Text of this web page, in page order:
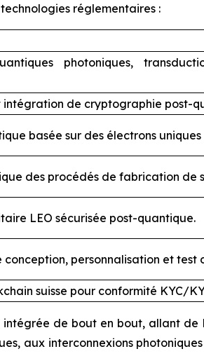
réglementaires :
photoniques,
intégration de cryptographie post-
basée sur des électrons
des procédés de fabrication de
LEO sécurisée post-quantique.
conception, personnalisation et
suisse pour conformité KYC/
de bout en bout, allant
aux interconnexions